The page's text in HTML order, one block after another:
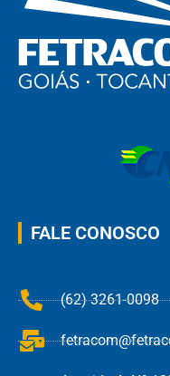
FALE CONOSCO
(62) 3261-0098